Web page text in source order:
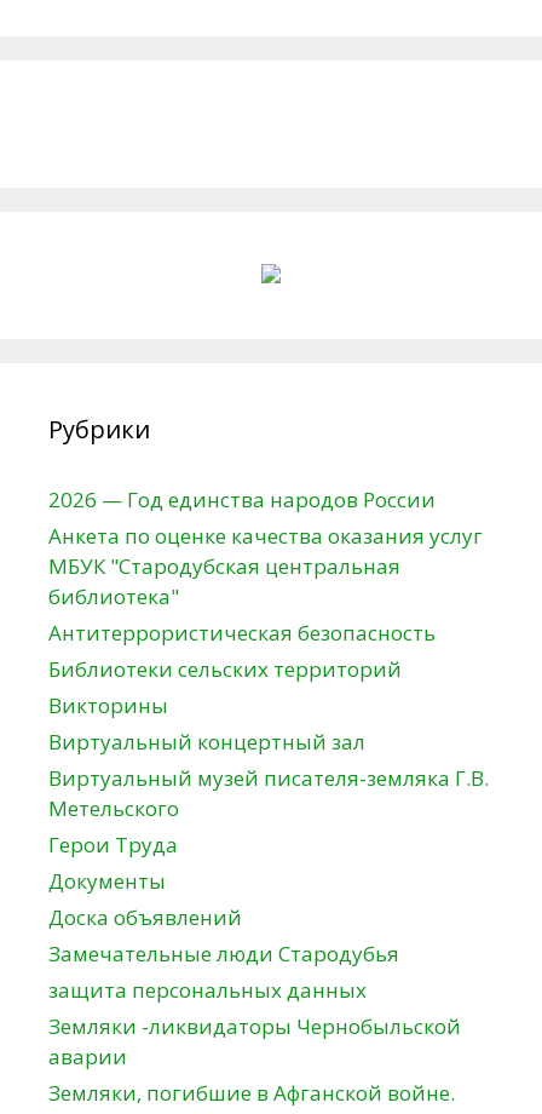
Рубрики
2026 — Год единства народов России
Анкета по оценке качества оказания услуг
МБУК "Стародубская центральная
библиотека"
Антитеррористическая безопасность
Библиотеки сельских территорий
Викторины
Виртуальный концертный зал
Виртуальный музей писателя-земляка Г.В.
Метельского
Герои Труда
Документы
Доска объявлений
Замечательные люди Стародубья
защита персональных данных
Земляки -ликвидаторы Чернобыльской
аварии
Земляки, погибшие в Афганской войне.